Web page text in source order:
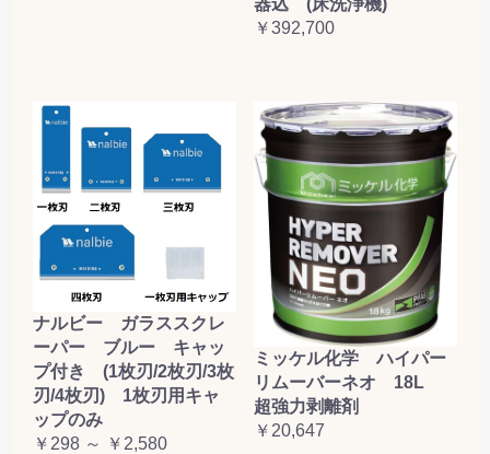
￥392,700
ナルビー ガラススクレ
ーパー ブルー キャッ
プ付き (1枚刃/2枚刃/3枚
刃/4枚刃) 1枚刃用キャ
ップのみ
￥298 ～ ￥2,580
ミッケル化学 ハイパー
リムーバーネオ 18L
超強力剥離剤
￥20,647